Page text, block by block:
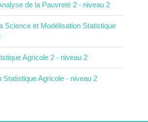
de la Pauvreté 2 - niveau 2
Science et Modélisation Statistique
Agricole 2 - niveau 2
Statistique Agricole - niveau 2